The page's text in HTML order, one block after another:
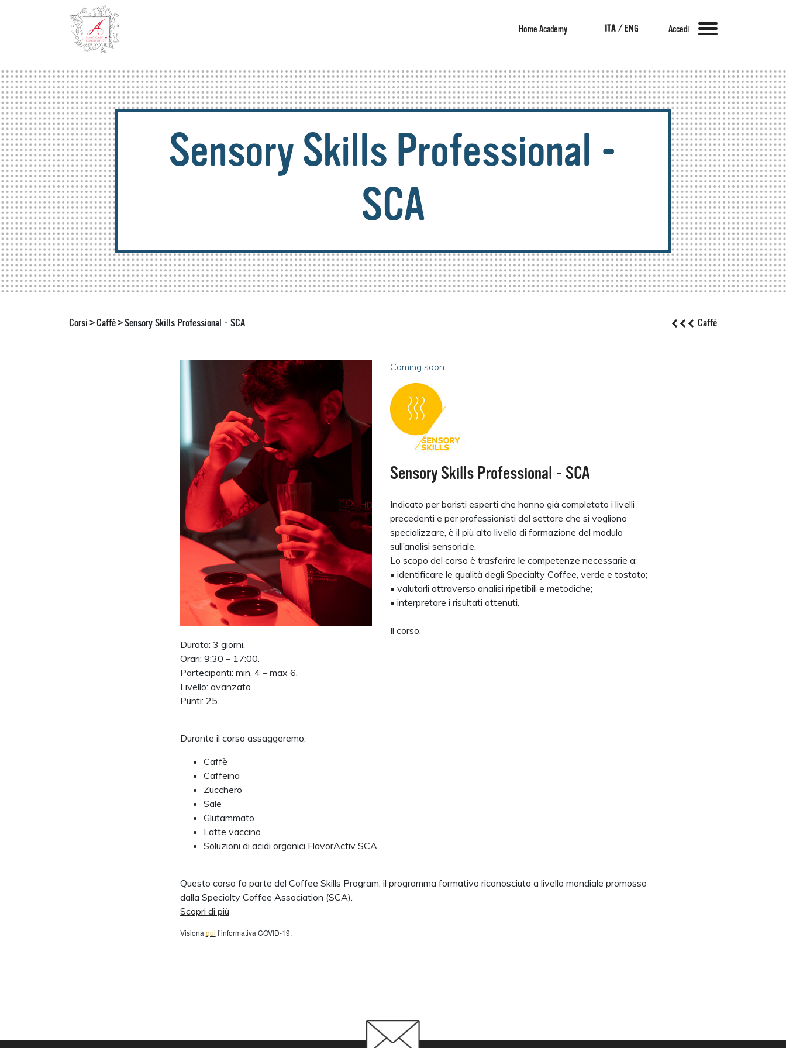
Home Academy ITA / ENG Accedi
Sensory Skills Professional -
SCA
Corsi > Caffè>Sensory Skills Professional - SCA Caffè
Coming soon
Sensory Skills Professional - SCA
Indicato per baristi esperti che hanno già completato i livelli
precedenti e per professionisti del settore che si vogliono
specializzare, è il più alto livello di formazione del modulo
sull’analisi sensoriale.
Lo scopo del corso è trasferire le competenze necessarie a:
• identificare le qualità degli Specialty Coffee, verde e tostato;
• valutarli attraverso analisi ripetibili e metodiche;
• interpretare i risultati ottenuti.
Il corso.
Durata: 3 giorni.
Orari: 9:30 – 17:00.
Partecipanti: min. 4 – max 6.
Livello: avanzato.
Punti: 25.
Durante il corso assaggeremo:
Caffè
Caffeina
Zucchero
Sale
Glutammato
Latte vaccino
Soluzioni di acidi organici FlavorActiv SCA
Questo corso fa parte del Coffee Skills Program, il programma formativo riconosciuto a livello mondiale promosso
dalla Specialty Coffee Association (SCA).
Scopri di più
Visiona qui l’informativa COVID-19.